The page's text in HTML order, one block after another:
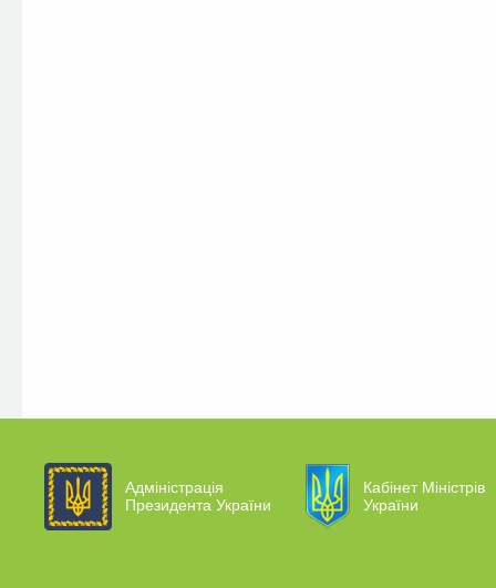
Адміністрація
Президента України
Кабінет Міністрів
України